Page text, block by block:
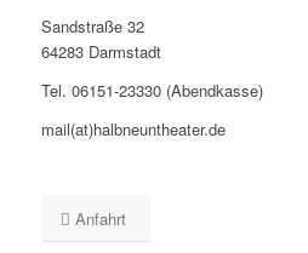
Sandstraße 32
64283 Darmstadt
Tel. 06151-23330 (Abendkasse)
mail(at)halbneuntheater.de
Anfahrt